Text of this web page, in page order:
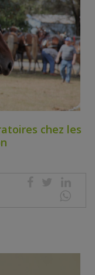
chez les